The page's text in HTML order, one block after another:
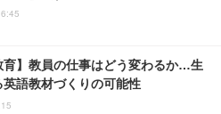
育】教員の仕事はどう変わるか…生
語教材づくりの可能性